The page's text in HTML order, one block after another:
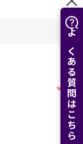
よくある質問はこちら